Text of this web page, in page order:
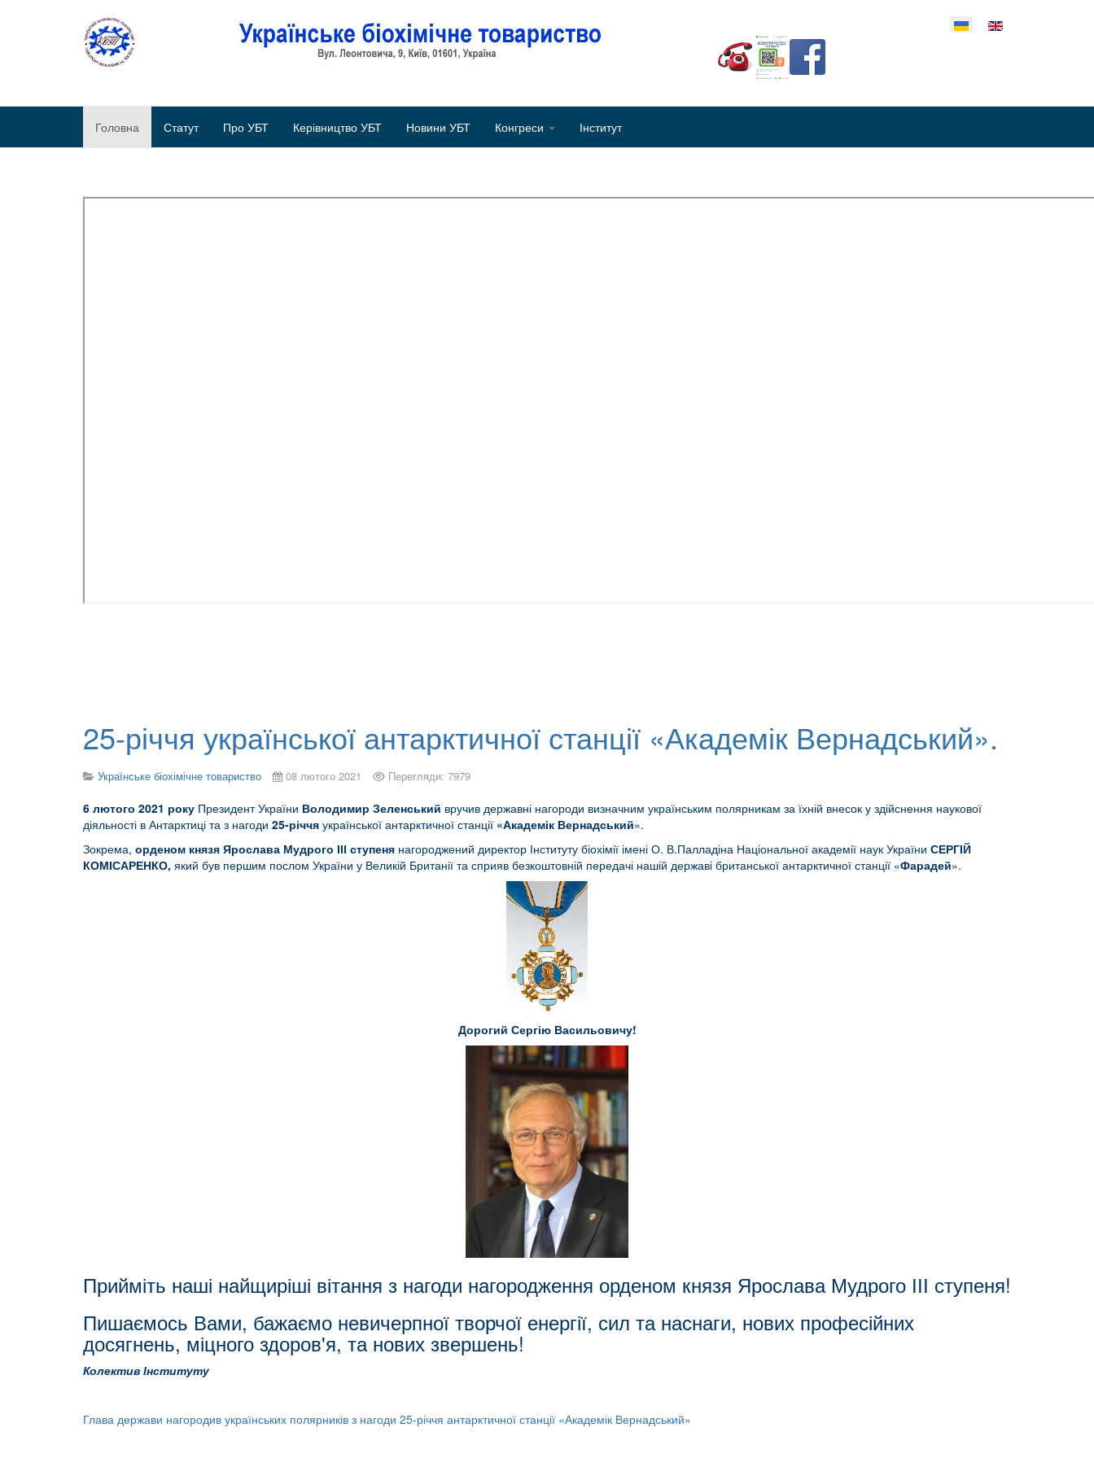
Головна Статут Про УБТ Керівництво УБТ Новини УБТ Конгреси Інститут
25-річчя української антарктичної станції «Академік Вернадський».
Українське біохімічне товариство 08 лютого 2021 Перегляди: 7979
6 лютого 2021 року Президент України Володимир Зеленський вручив державні нагороди визначним українським полярникам за їхній внесок у здійснення наукової
діяльності в Антарктиці та з нагоди 25-річчя української антарктичної станції «Академік Вернадський».
Зокрема, орденом князя Ярослава Мудрого ІІІ ступеня нагороджений директор Інституту біохімії імені О. В.Палладіна Національної академії наук України СЕРГІЙ
КОМІСАРЕНКО, який був першим послом України у Великій Британії та сприяв безкоштовній передачі нашій державі британської антарктичної станції «Фарадей».
Дорогий Сергію Васильовичу!
Прийміть наші найщиріші вітання з нагоди нагородження орденом князя Ярослава Мудрого ІІІ ступеня!
Пишаємось Вами, бажаємо невичерпної творчої енергії, сил та наснаги, нових професійних
досягнень, міцного здоров'я, та нових звершень!
Колектив Інституту
Глава держави нагородив українських полярників з нагоди 25-річчя антарктичної станції «Академік Вернадський»